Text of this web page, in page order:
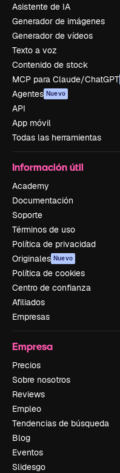
Asistente de IA
Generador de imágenes
Generador de vídeos
Texto a voz
Contenido de stock
MCP para Claude/ChatGPT
Agentes Nuevo
API
App móvil
Todas las herramientas
Información útil
Academy
Documentación
Soporte
Términos de uso
Política de privacidad
Originales Nuevo
Política de cookies
Centro de confianza
Afiliados
Empresas
Empresa
Precios
Sobre nosotros
Reviews
Empleo
Tendencias de búsqueda
Blog
Eventos
Slidesgo